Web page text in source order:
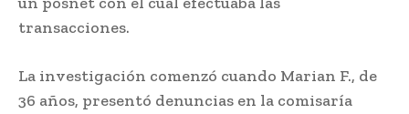
transacciones.
La investigación comenzó cuando Marian F., de
36 años, presentó denuncias en la comisaría